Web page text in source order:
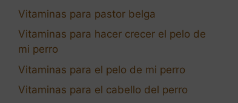
Vitaminas para pastor belga
Vitaminas para hacer crecer el pelo de
mi perro
Vitaminas para el pelo de mi perro
Vitaminas para el cabello del perro